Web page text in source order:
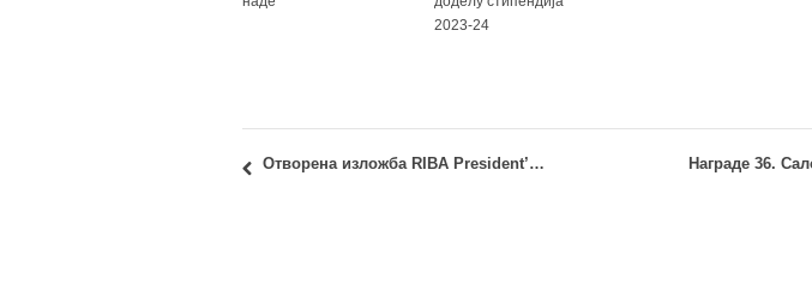
2023-24
Отворена изложба RIBA President’s Medals Students Awards 2013